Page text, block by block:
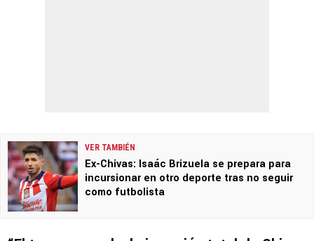
VER TAMBIÉN
Ex-Chivas: Isaác Brizuela se prepara para
incursionar en otro deporte tras no seguir
como futbolista